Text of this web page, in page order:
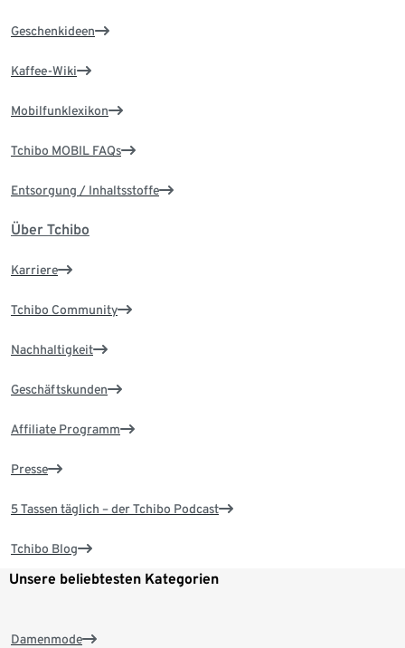
Geschenkideen
Kaffee-Wiki
Mobilfunklexikon
Tchibo MOBIL FAQs
Entsorgung / Inhaltsstoffe
Über Tchibo
Karriere
Tchibo Community
Nachhaltigkeit
Geschäftskunden
Affiliate Programm
Presse
5 Tassen täglich – der Tchibo Podcast
Tchibo Blog
Unsere beliebtesten Kategorien
Damenmode